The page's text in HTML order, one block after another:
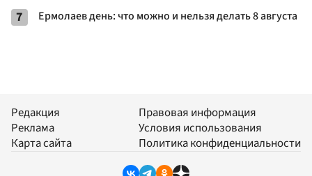
7 Ермолаев день: что можно и нельзя делать 8 августа
Редакция
Реклама
Карта сайта
Правовая информация
Условия использования
Политика конфиденциальности